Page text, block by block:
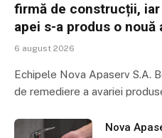
firmă de construcții,
apei s-a produs o nouă
6 august 2026
Echipele Nova Apaserv S.A.
de remediere a avariei
Nova